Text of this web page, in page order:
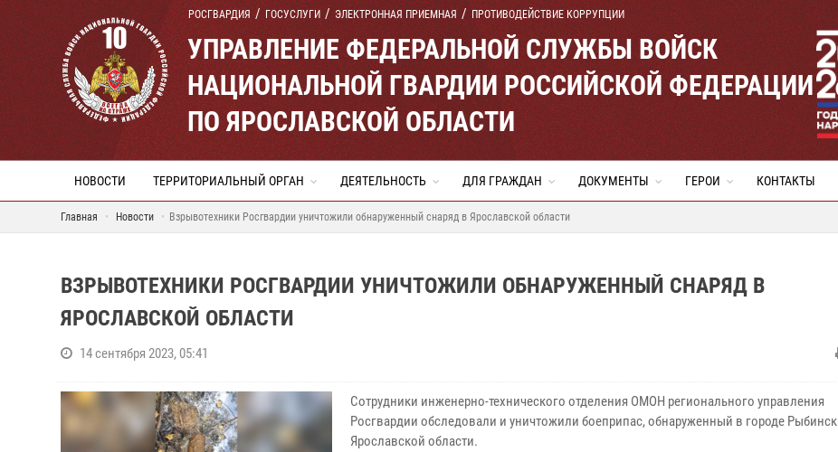
РОСГВАРДИЯ ГОСУСЛУГИ ЭЛЕКТРОННАЯ ПРИЕМНАЯ ПРОТИВОДЕЙСТВИЕ КОРРУПЦИИ
УПРАВЛЕНИЕ ФЕДЕРАЛЬНОЙ СЛУЖБЫ ВОЙСК
НАЦИОНАЛЬНОЙ ГВАРДИИ РОССИЙСКОЙ ФЕДЕРАЦИИ
ПО ЯРОСЛАВСКОЙ ОБЛАСТИ
НОВОСТИ ТЕРРИТОРИАЛЬНЫЙ ОРГАН ДЕЯТЕЛЬНОСТЬ ДЛЯ ГРАЖДАН ДОКУМЕНТЫ ГЕРОИ КОНТАКТЫ
Главная Новости Взрывотехники Росгвардии уничтожили обнаруженный снаряд в Ярославской области
ВЗРЫВОТЕХНИКИ РОСГВАРДИИ УНИЧТОЖИЛИ ОБНАРУЖЕННЫЙ СНАРЯД В
ЯРОСЛАВСКОЙ ОБЛАСТИ
14 сентября 2023, 05:41
Сотрудники инженерно-технического отделения ОМОН регионального управления
Росгвардии обследовали и уничтожили боеприпас, обнаруженный в городе Рыбинск
Ярославской области.